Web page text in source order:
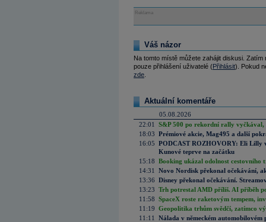
Reklama
Váš názor
Na tomto místě můžete zahájit diskusi.
pouze přihlášení uživatelé (Přihlásit). Pokud
zde
Aktuální komentáře
05.08.2026
22:01
S&P 500 po rekordní rally vyčkával,
18:03 Prémiové akcie, Mag495 a další
16:05 PODCAST ROZHOVORY: Eli Lilly
Kunové teprve na začátku
15:18 Booking ukázal odolnost cestovního
14:31
Novo Nordisk překonal očekávání,
13:36 Disney překonal očekávání.
13:23 Trh potrestal AMD příliš. AI příběh
11:58 SpaceX roste raketovým tempem,
11:19 Geopolitika trhům svědčí, zatímco
11:11
Nálada v německém automobilovém